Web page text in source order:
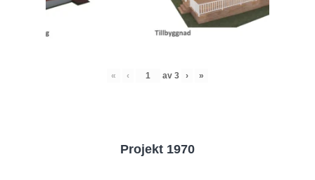
« ‹ av 3 › »
Projekt 1970